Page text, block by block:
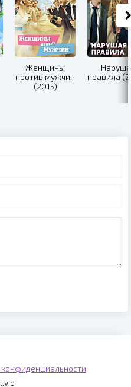
Женщины
против мужчин
(2015)
правила